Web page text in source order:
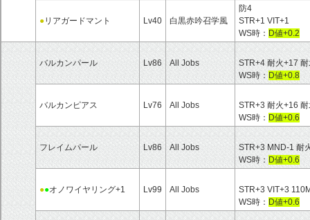
●リアガードマント Lv40 白黒赤吟召学風
防4
STR+1 VIT+1
WS時： D値+0.2
バルカンパール Lv86 All Jobs
STR+4 耐火+17
WS時： D値+0.8
バルカンピアス Lv76 All Jobs
STR+3 耐火+16
WS時： D値+0.6
フレイムパール Lv86 All Jobs
STR+3 MND-1 耐
WS時： D値+0.6
●●オノワイヤリング+1 Lv99 All Jobs
STR+3 VIT+3
WS時： D値+0.6